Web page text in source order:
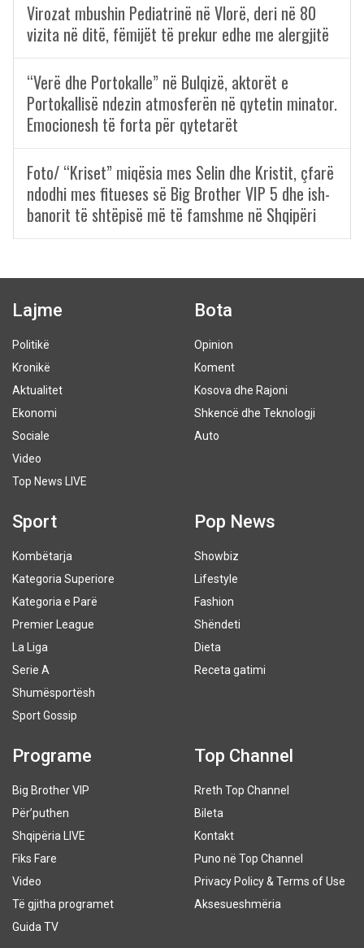
Virozat mbushin Pediatrinë në Vlorë, deri në 80
vizita në ditë, fëmijët të prekur edhe me alergjitë
“Verë dhe Portokalle” në Bulqizë, aktorët e
Portokallisë ndezin atmosferën në qytetin minator.
Emocionesh të forta për qytetarët
Foto/ “Kriset” miqësia mes Selin dhe Kristit, çfarë
ndodhi mes fitueses së Big Brother VIP 5 dhe ish-
banorit të shtëpisë më të famshme në Shqipëri
Lajme
Politikë
Kronikë
Aktualitet
Ekonomi
Sociale
Video
Top News LIVE
Bota
Opinion
Koment
Kosova dhe Rajoni
Shkencë dhe Teknologji
Auto
Sport
Kombëtarja
Kategoria Superiore
Kategoria e Parë
Premier League
La Liga
Serie A
Shumësportësh
Sport Gossip
Pop News
Showbiz
Lifestyle
Fashion
Shëndeti
Dieta
Receta gatimi
Programe
Big Brother VIP
Për’puthen
Shqipëria LIVE
Fiks Fare
Video
Të gjitha programet
Guida TV
Top Channel
Rreth Top Channel
Bileta
Kontakt
Puno në Top Channel
Privacy Policy & Terms of Use
Aksesueshmëria